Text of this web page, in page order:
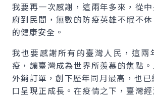
我要再一次感謝，這兩年多來，從
府到民間，無數的防疫英雄不眠不
的健康安全。
我也要感謝所有的臺灣人民，這兩
疫，讓臺灣成為世界所羨慕的焦點
外銷訂單，創下歷年同月最高，也
口呈現正成長。在疫情之下，臺灣